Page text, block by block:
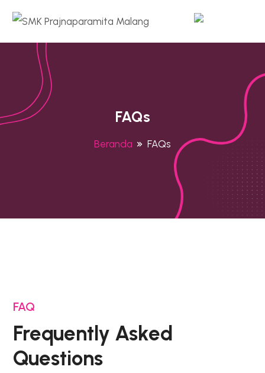
FAQs
Beranda FAQs
FAQ
Frequently Asked
Questions